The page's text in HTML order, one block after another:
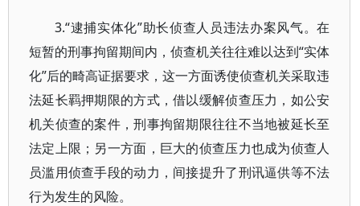
3.“逮捕实体化”助长侦查人员违法办案风气。在
短暂的刑事拘留期间内，侦查机关往往难以达到“实体
化”后的畸高证据要求，这一方面诱使侦查机关采取违
法延长羁押期限的方式，借以缓解侦查压力，如公安
机关侦查的案件，刑事拘留期限往往不当地被延长至
法定上限；另一方面，巨大的侦查压力也成为侦查人
员滥用侦查手段的动力，间接提升了刑讯逼供等不法
行为发生的风险。